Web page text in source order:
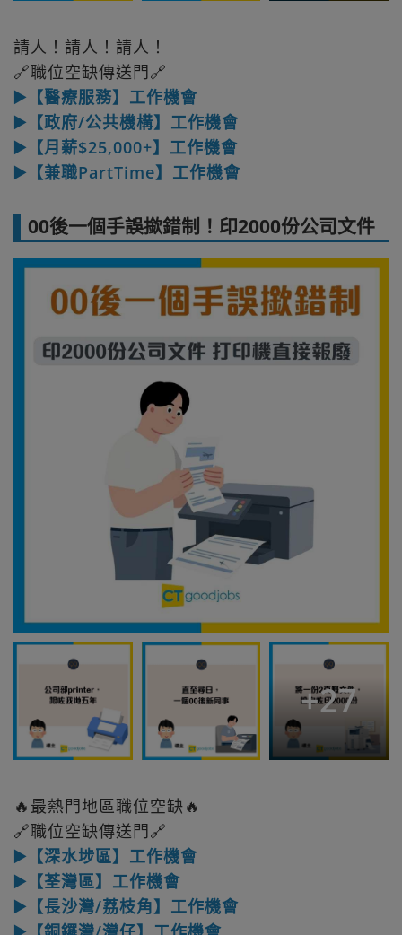
請人！請人！請人！
🔗職位空缺傳送門🔗
▶️【醫療服務】工作機會
▶️【政府/公共機構】工作機會
▶️【月薪$25,000+】工作機會
▶️【兼職PartTime】工作機會
00後一個手誤撳錯制！印2000份公司文件
+27
🔥最熱門地區職位空缺🔥
🔗職位空缺傳送門🔗
▶️【深水埗區】工作機會
▶️【荃灣區】工作機會
▶️【長沙灣/荔枝角】工作機會